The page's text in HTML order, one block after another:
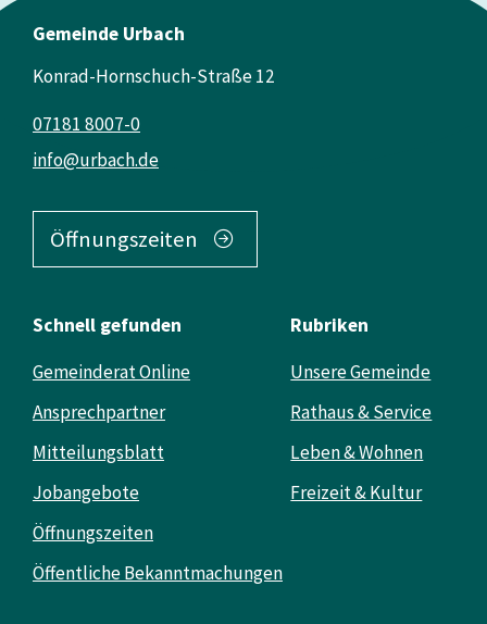
Gemeinde Urbach
Konrad-Hornschuch-Straße 12
info@urbach.de
07181 8007-0
Öffnungszeiten
Schnell gefunden
Gemeinderat Online
Ansprechpartner
Mitteilungsblatt
Jobangebote
Öffnungszeiten
Öffentliche Bekanntmachungen
Rubriken
Unsere Gemeinde
Rathaus & Service
Leben & Wohnen
Freizeit & Kultur